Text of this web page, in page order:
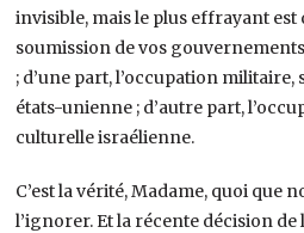
invisible, mais le plus effrayant est
soumission de vos
; d’une part, l’occupation
états-unienne ; d’autre part,
culturelle israélienne.
C’est la vérité, Madame, quoi que
l’ignorer. Et la récente décision